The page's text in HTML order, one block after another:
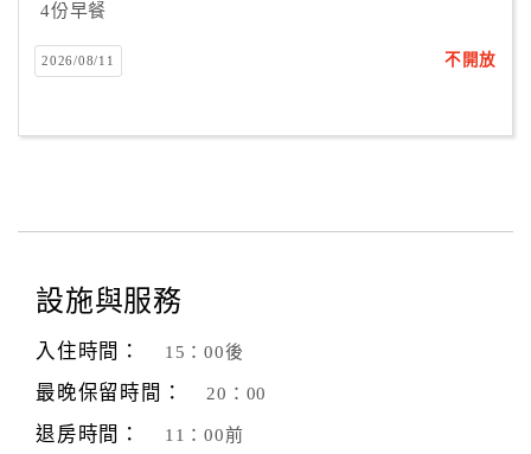
4份早餐
2026/08/11 不開放
設施與服務
入住時間： 15：00後
最晚保留時間： 20：00
退房時間： 11：00前